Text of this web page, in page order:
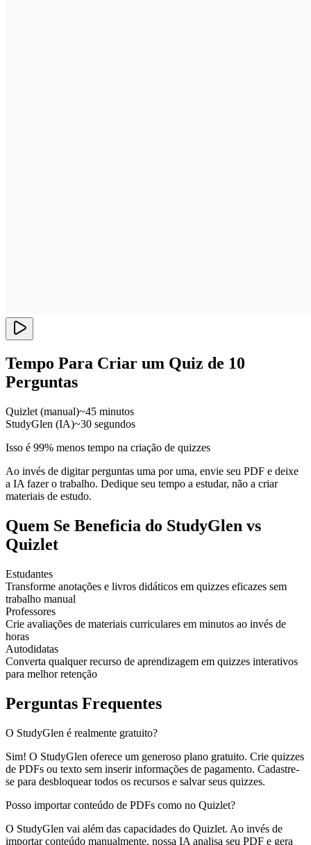
Tempo Para Criar um Quiz de 10
Perguntas
Quizlet (manual)~45 minutos
StudyGlen (IA)~30 segundos
Isso é 99% menos tempo na criação de quizzes
Ao invés de digitar perguntas uma por uma, envie seu PDF e deixe
a IA fazer o trabalho. Dedique seu tempo a estudar, não a criar
materiais de estudo.
Quem Se Beneficia do StudyGlen vs
Quizlet
Estudantes
Transforme anotações e livros didáticos em quizzes eficazes sem
trabalho manual
Professores
Crie avaliações de materiais curriculares em minutos ao invés de
horas
Autodidatas
Converta qualquer recurso de aprendizagem em quizzes interativos
para melhor retenção
Perguntas Frequentes
O StudyGlen é realmente gratuito?
Sim! O StudyGlen oferece um generoso plano gratuito. Crie quizzes
de PDFs ou texto sem inserir informações de pagamento. Cadastre-
se para desbloquear todos os recursos e salvar seus quizzes.
Posso importar conteúdo de PDFs como no Quizlet?
O StudyGlen vai além das capacidades do Quizlet. Ao invés de
importar conteúdo manualmente, nossa IA analisa seu PDF e gera